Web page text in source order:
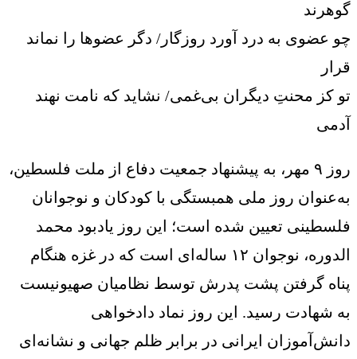
گوهرند
چو عضوی به درد آورد روزگار/ دگر عضوها را نماند
قرار
تو کز محنتِ دیگران بی‌غمی/ نشاید که نامت نهند
آدمی
روز ۹ مهر، به پیشنهاد جمعیت دفاع از ملت فلسطین،
به‌عنوان روز ملی همبستگی با کودکان و نوجوانان
فلسطینی تعیین شده است؛ این روز یادبود محمد
الدوره، نوجوان ۱۲ ساله‌ای است که در غزه هنگام
پناه گرفتن پشت پدرش توسط نظامیان صهیونیست
به شهادت رسید. این روز نماد دادخواهی
دانش‌آموزان ایرانی در برابر ظلم جهانی و نشانه‌ای